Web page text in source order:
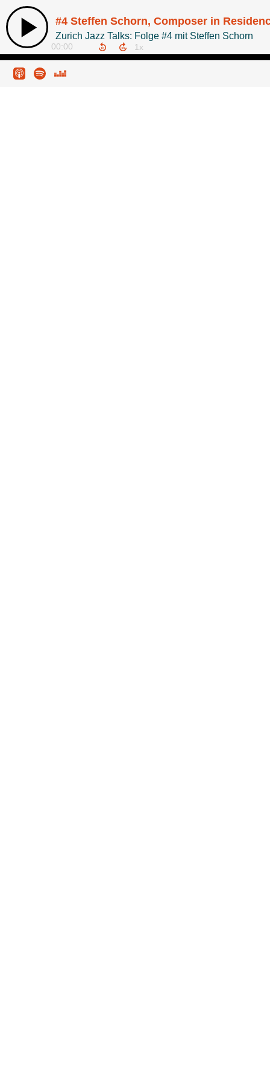
#4 Steffen Schorn, Composer in
Zurich Jazz Talks: Folge #4 mit Steffen Schorn
00:00